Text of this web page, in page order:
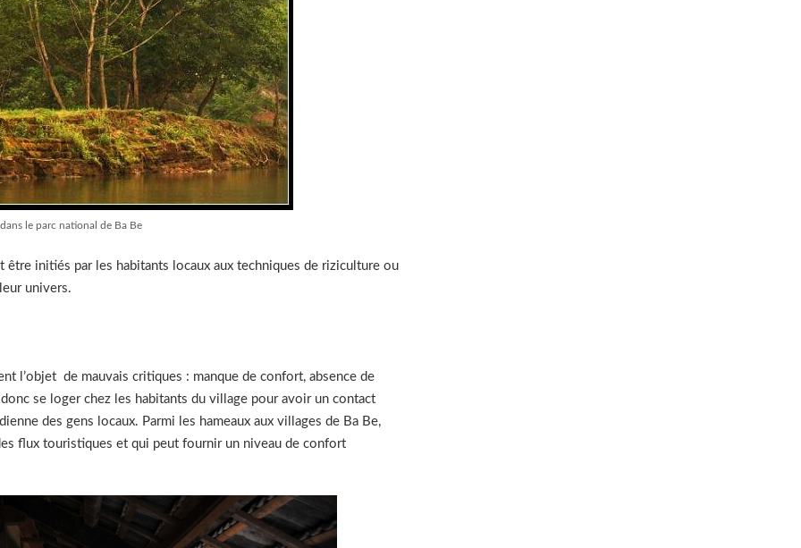
le parc national de Ba Be
initiés par les habitants locaux aux techniques de riziculture ou
univers.
l’objet de mauvais critiques : manque de confort, absence de
se loger chez les habitants du village pour avoir un contact
des gens locaux. Parmi les hameaux aux villages de Ba Be,
flux touristiques et qui peut fournir un niveau de confort